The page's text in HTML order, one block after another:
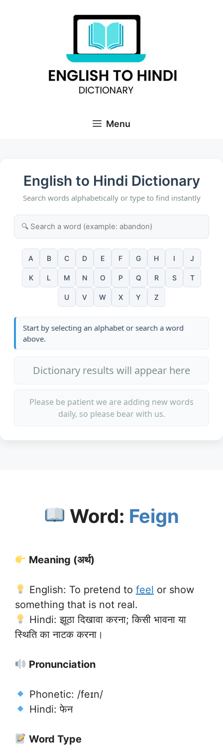
Menu
English to Hindi Dictionary
Search words alphabetically or type to find instantly
A B C D E F G H I J
K L M N O P Q R S T
U V W X Y Z
Start by selecting an alphabet or search a word
above.
Dictionary results will appear here
Please be patient we are adding new words
daily, so please bear with us.
Word: Feign
Meaning (अर्थ)
English: To pretend to feel or show
something that is not real.
Hindi: झूठा दिखावा करना; किसी भावना या
स्थिति का नाटक करना।
Pronunciation
Phonetic: /feɪn/
Hindi: फेन
Word Type